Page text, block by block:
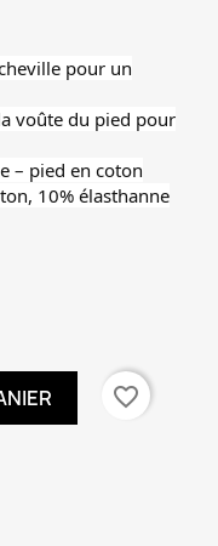
pour un
voûte du pied pour
– pied en coton
10% élasthanne
favorite_border